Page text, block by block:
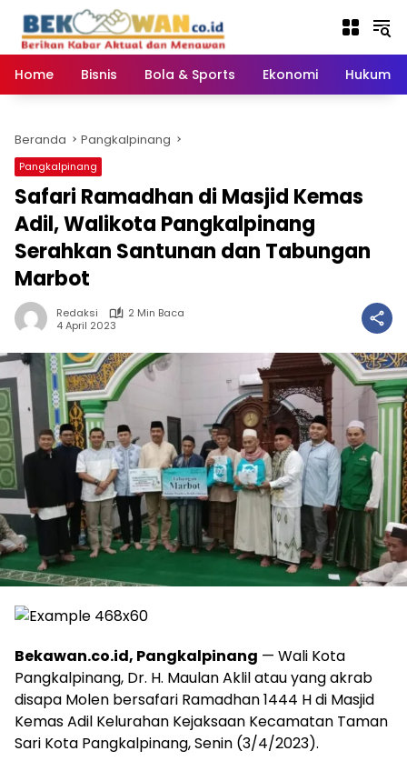
konten
Home
Bisnis Bola & Sports Ekonomi Hukum
Beranda Pangkalpinang
Pangkalpinang
Safari Ramadhan di Masjid Kemas
Adil, Walikota Pangkalpinang
Serahkan Santunan dan Tabungan
Marbot
Redaksi
2 Min Baca
4 April 2023
Bekawan.co.id, Pangkalpinang — Wali Kota
Pangkalpinang, Dr. H. Maulan Aklil atau yang akrab
disapa Molen bersafari Ramadhan 1444 H di Masjid
Kemas Adil Kelurahan Kejaksaan Kecamatan Taman
Sari Kota Pangkalpinang, Senin (3/4/2023).